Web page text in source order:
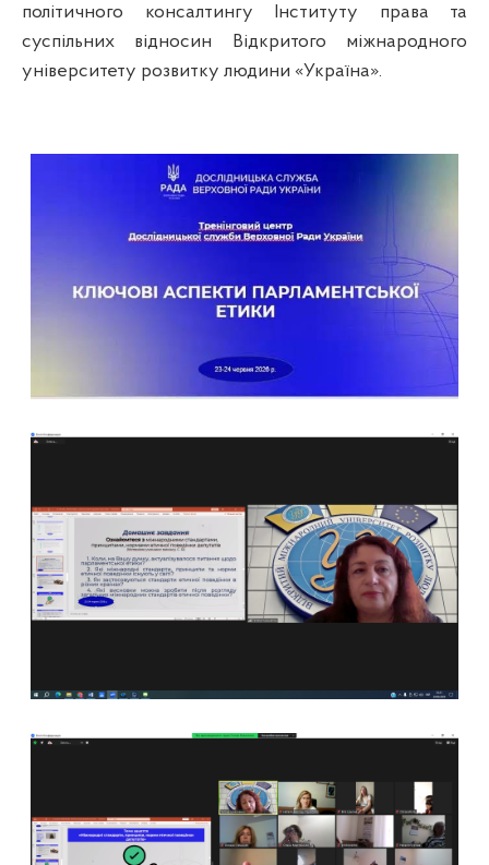
політичного консалтингу Інституту права та
суспільних відносин Відкритого міжнародного
університету розвитку людини «Україна».